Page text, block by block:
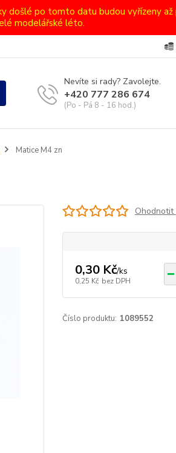
došlé po tomto datu budou vyřízeny
modelářské léto.
Nevíte si rady? Zavolejte.
+420 777 286 674
(Po - Pá 8 - 16 hod.)
Matice M4 zn
0,30 Kč/ks
0,25 Kč bez DPH
Číslo produktu: 1089552